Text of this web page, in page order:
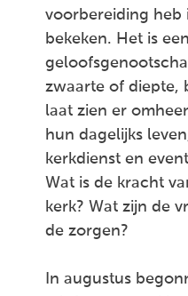
voorbereiding heb
bekeken. Het is
zwaarte of diepte,
laat zien er
hun dagelijks
kerkdienst en
Wat is de kracht
kerk? Wat zijn de
de zorgen?
In augustus